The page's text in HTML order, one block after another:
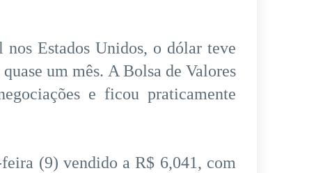
Estados Unidos, o dólar teve
um mês. A Bolsa de Valores
e ficou praticamente
(9) vendido a R$ 6,041, com